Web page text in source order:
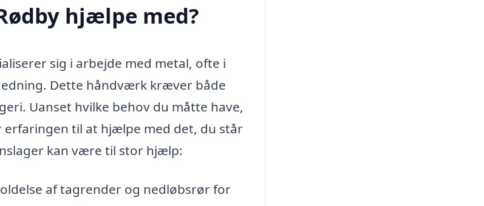
hjælpe med?
sig i arbejde med metal, ofte i
Dette håndværk kræver både
Uanset hvilke behov du måtte have,
erfaringen til at hjælpe med det, du står
kan være til stor hjælp:
af tagrender og nedløbsrør for